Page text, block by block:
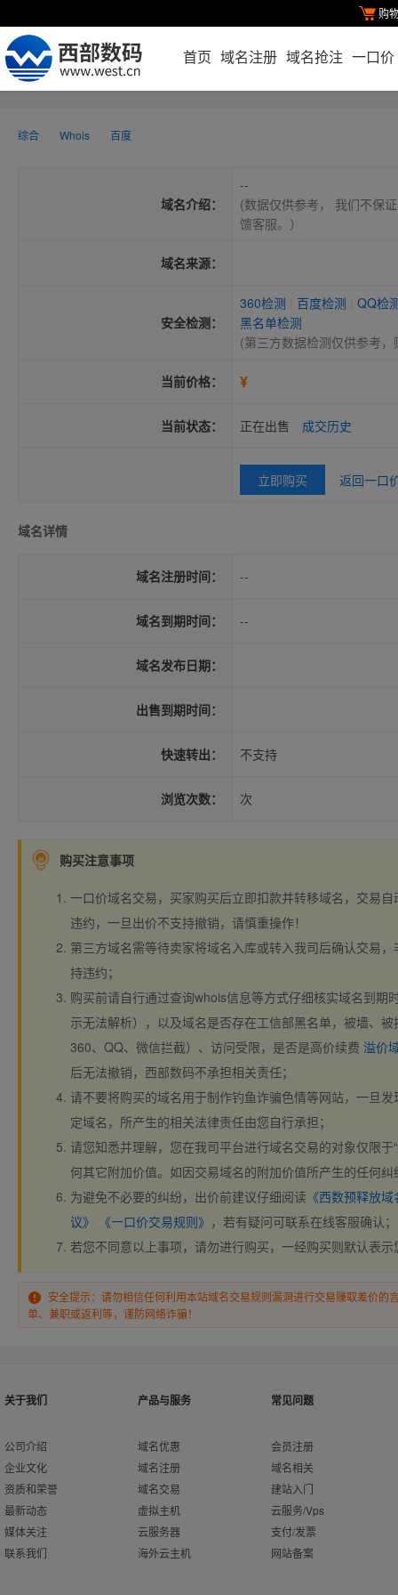
购
首页 域名注册 域名抢注 一口价
综合 Whois 百度
域名介绍：
--
(数据仅供参考， 我们不保
馈客服。）
域名来源：
安全检测：
360检测 百度检测
QQ检
黑名单检测
(第三方数据检测仅供参考
当前价格： ¥
当前状态： 正在出售 成交历史
立即购买 返回一口
域名详情
域名注册时间： --
域名到期时间： --
域名发布日期：
出售到期时间：
快速转出： 不支持
浏览次数： 次
购买注意事项
一口价域名交易，买家购买后立即扣款并转移域名，交易
违约，一旦出价不支持撤销，请慎重操作！
第三方域名需等待卖家将域名入库或转入我司后确认交易
持违约；
购买前请自行通过查询whois信息等方式仔细核实域名到期
示无法解析），以及域名是否存在工信部黑名单，被墙、
360、QQ、微信拦截）、访问受限，是否是高价续费 溢价
后无法撤销，西部数码不承担相关责任；
请不要将购买的域名用于制作钓鱼诈骗色情等网站，一旦
定域名，所产生的相关法律责任由您自行承担；
请您知悉并理解，您在我司平台进行域名交易的对象仅限于
何其它附加价值。如因交易域名的附加价值所产生的任何
为避免不必要的纠纷，出价前建议仔细阅读 《西数预释放
议》
《一口价交易规则》 ，若有疑问可联系在线客服确认；
若您不同意以上事项，请勿进行购买，一经购买则默认表
安全提示：请勿相信任何利用本站域名交易规则漏洞进行交易赚取差价的
单、兼职或返利等，谨防网络诈骗！
关于我们
公司介绍
企业文化
资质和荣誉
最新动态
媒体关注
联系我们
产品与服务
域名优惠
域名注册
域名交易
虚拟主机
云服务器
海外云主机
常见问题
会员注册
域名相关
建站入门
云服务/Vps
支付/发票
网站备案